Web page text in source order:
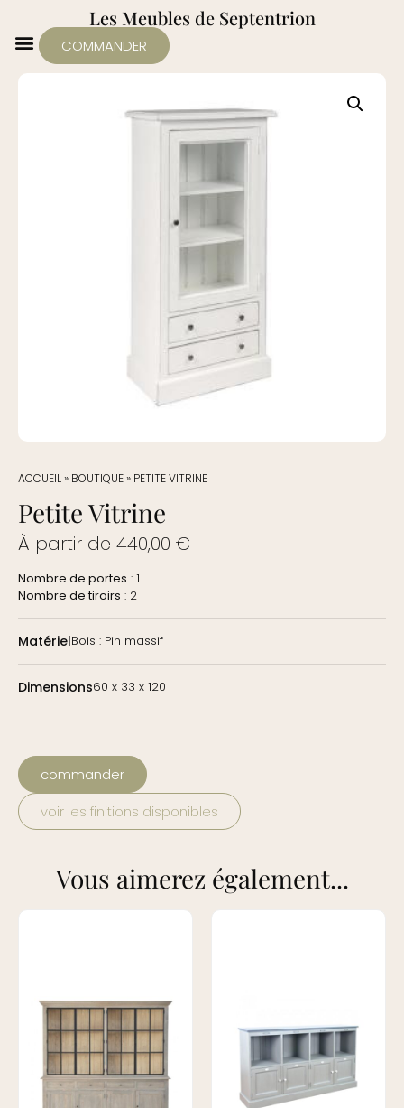
Les Meubles de Septentrion
COMMANDER
ACCUEIL» BOUTIQUE» PETITE VITRINE
Petite Vitrine
À partir de 440,00 €
Nombre de portes : 1
Nombre de tiroirs : 2
MatérielBois : Pin massif
Dimensions60 x 33 x 120
commander
voir les finitions disponibles
Vous aimerez également...